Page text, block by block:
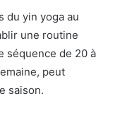
du yin yoga au
une routine
séquence de 20 à
peut
saison.